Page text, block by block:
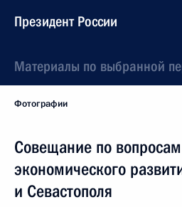
Президент России
Материалы по выбранной
Фотографии
Совещание по
экономического
и Севастополя